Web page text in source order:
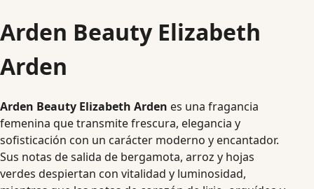
Arden Beauty Elizabeth
Arden
Arden Beauty Elizabeth Arden es una fragancia
femenina que transmite frescura, elegancia y
sofisticación con un carácter moderno y encantador.
Sus notas de salida de bergamota, arroz y hojas
verdes despiertan con vitalidad y luminosidad,